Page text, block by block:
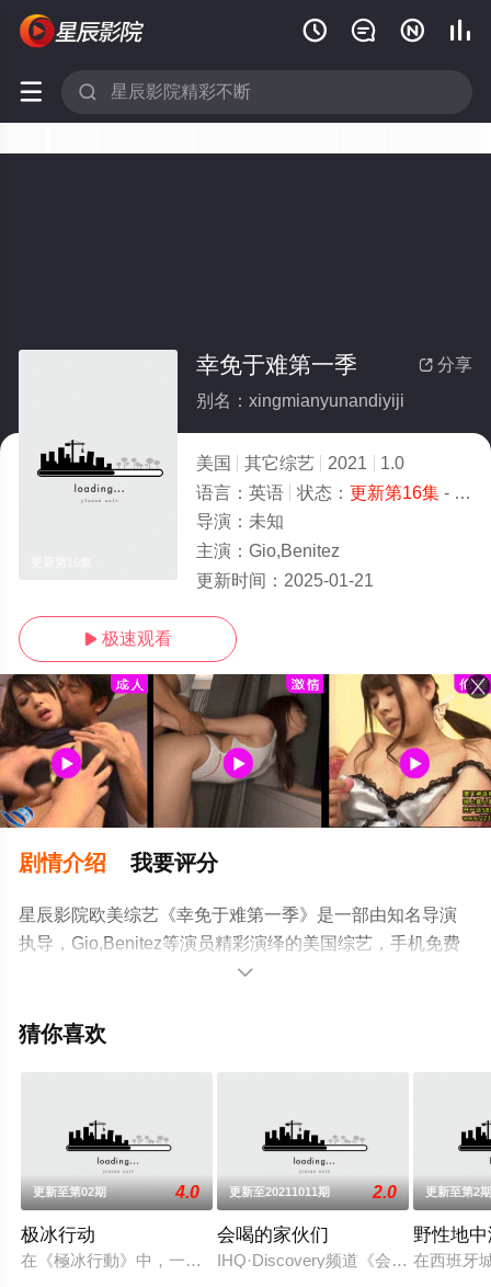
   
 
 分享
幸免于难第一季
别名：xingmianyunandiyiji
美国 其它综艺 2021
1.0
语言： 英语 状态： 更新第16集- 免费在线观看
导演： 未知
主演： Gio,Benitez
更新时间： 2025-01-21
 极速观看
剧情介绍 我要评分
星辰影院欧美综艺《幸免于难第一季》是一部由知名导演
执导，Gio,Benitez等演员精彩演绎的美国综艺，手机免费
观看高清未删减完整版综艺节目就上星辰影视，更多相关

猜你喜欢
更新至第02期 4.0
极冰行动
在《極冰行動》中，一隊由科學家及探險家組成的團隊前往格
更新至20211011期 2.0
会喝的家伙们
IHQ·Discovery频道《会喝的家伙们
更新至第2
野性地
在西班牙